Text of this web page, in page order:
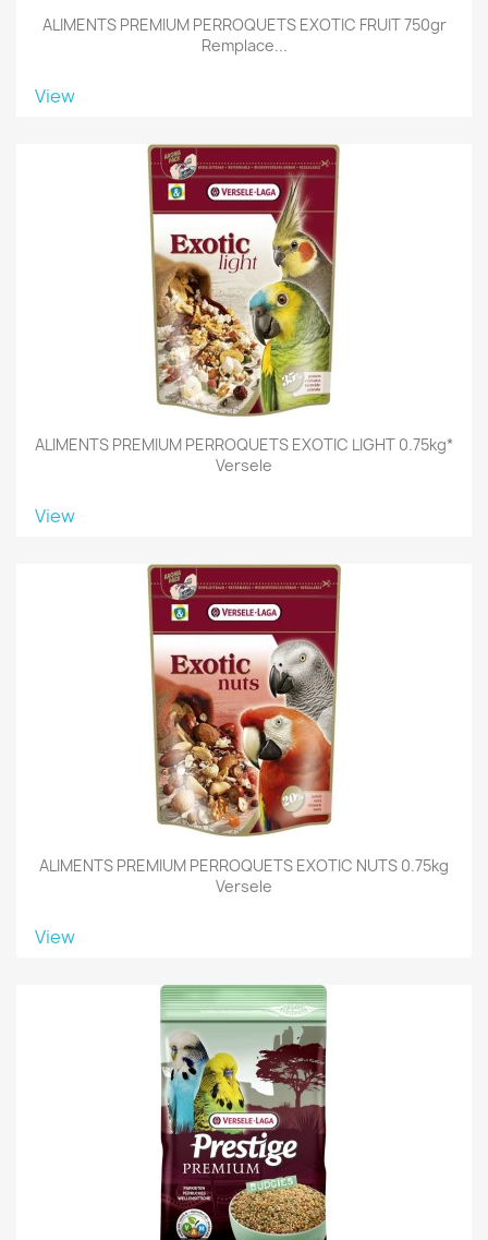
ALIMENTS PREMIUM PERROQUETS EXOTIC FRUIT 750gr
Remplace...
View
ALIMENTS PREMIUM PERROQUETS EXOTIC LIGHT 0.75kg*
Versele
View
ALIMENTS PREMIUM PERROQUETS EXOTIC NUTS 0.75kg
Versele
View